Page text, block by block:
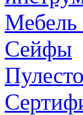
Мебель
Сейфы